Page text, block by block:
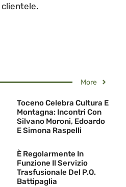
clientele.
More
Toceno Celebra Cultura E
Montagna: Incontri Con
Silvano Moroni, Edoardo
E Simona Raspelli
È Regolarmente In
Funzione Il Servizio
Trasfusionale Del P.O.
Battipaglia